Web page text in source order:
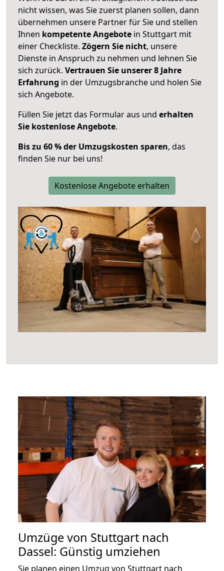
nicht wissen, was Sie zuerst planen sollen, dann
übernehmen unsere Partner für Sie und stellen
Ihnen kompetente Angebote in Stuttgart mit
einer Checkliste. Zögern Sie nicht, unsere
Dienste in Anspruch zu nehmen und lehnen Sie
sich zurück. Vertrauen Sie unserer 8 Jahre
Erfahrung in der Umzugsbranche und holen Sie
sich Angebote.
Füllen Sie jetzt das Formular aus und erhalten
Sie kostenlose Angebote.
Bis zu 60 % der Umzugskosten sparen, das
finden Sie nur bei uns!
Kostenlose Angebote erhalten
Umzüge von Stuttgart nach
Dassel: Günstig umziehen
Sie planen einen Umzug von Stuttgart nach